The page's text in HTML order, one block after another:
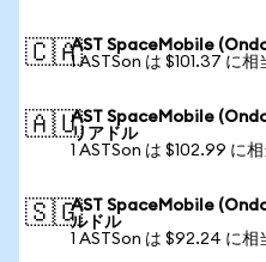
🇨🇦AST SpaceMobile
1 ASTSon は $101.37 に相
🇦🇺AST SpaceMobile
リアドル
1 ASTSon は $102.99 に相
🇸🇬AST SpaceMobile
ルドル
1 ASTSon は $92.24 に相